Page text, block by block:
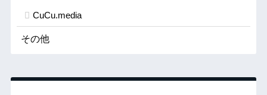
CuCu.media
その他